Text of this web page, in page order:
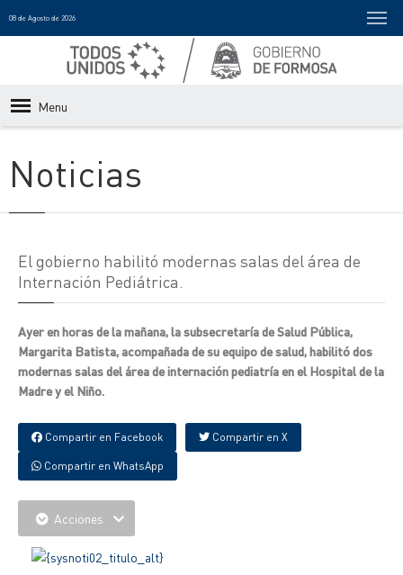
08 de Agosto de 2026
Menu
Noticias
El gobierno habilitó modernas salas del área de
Internación Pediátrica.
Ayer en horas de la mañana, la subsecretaría de Salud Pública,
Margarita Batista, acompañada de su equipo de salud, habilitó dos
modernas salas del área de internación pediatría en el Hospital de la
Madre y el Niño.
Compartir en Facebook Compartir en X
Compartir en WhatsApp
Acciones